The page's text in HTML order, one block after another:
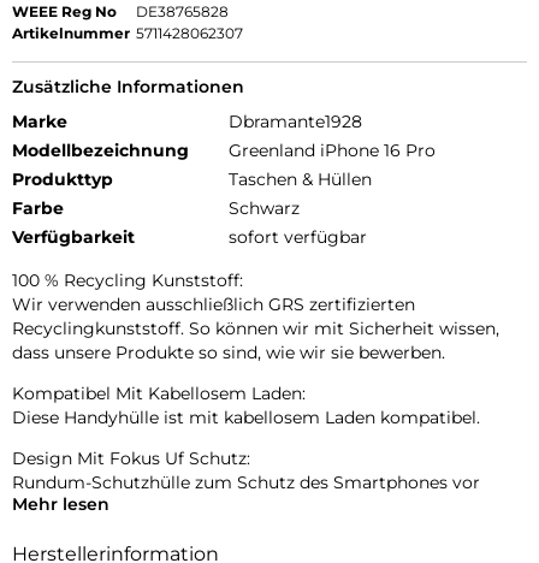
WEEE Reg No
DE38765828
Artikelnummer 5711428062307
Zusätzliche Informationen
Marke
Dbramante1928
Modellbezeichnung
Greenland iPhone 16 Pro
Produkttyp
Taschen & Hüllen
Farbe
Schwarz
Verfügbarkeit
sofort verfügbar
100 % Recycling Kunststoff:
Wir verwenden ausschließlich GRS zertifizierten
Recyclingkunststoff. So können wir mit Sicherheit wissen,
dass unsere Produkte so sind, wie wir sie bewerben.
Kompatibel Mit Kabellosem Laden:
Diese Handyhülle ist mit kabellosem Laden kompatibel.
Design Mit Fokus Uf Schutz:
Rundum-Schutzhülle zum Schutz des Smartphones vor
Beschädigungen.
Mehr lesen
Herstellerinformation